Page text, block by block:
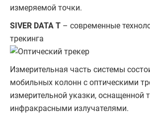
измеряемой точки.
SIVER DATA T – современные
трекинга
Измерительная часть системы
мобильных колонн с оптическими
измерительной указки, оснащенной
инфракрасными излучателями.